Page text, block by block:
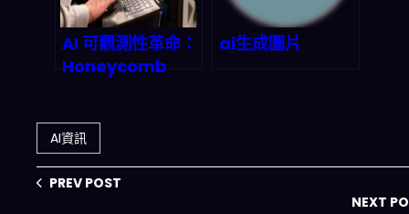
AI 可觀測性革命：
Honeycomb
軟體開發
Debugging工作
流
ai生成圖片
AI資訊
PREV POST
NEXT